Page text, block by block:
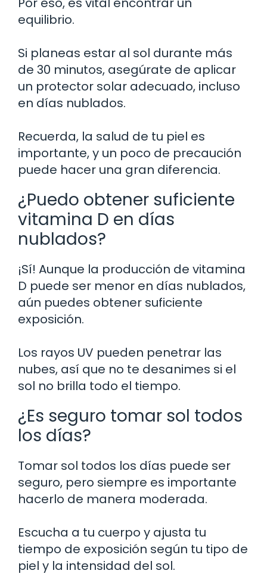
equilibrio.
Si planeas estar al sol durante más
de 30 minutos, asegúrate de aplicar
un protector solar adecuado, incluso
en días nublados.
Recuerda, la salud de tu piel es
importante, y un poco de precaución
puede hacer una gran diferencia.
¿Puedo obtener suficiente
vitamina D en días
nublados?
¡Sí! Aunque la producción de vitamina
D puede ser menor en días nublados,
aún puedes obtener suficiente
exposición.
Los rayos UV pueden penetrar las
nubes, así que no te desanimes si el
sol no brilla todo el tiempo.
¿Es seguro tomar sol todos
los días?
Tomar sol todos los días puede ser
seguro, pero siempre es importante
hacerlo de manera moderada.
Escucha a tu cuerpo y ajusta tu
tiempo de exposición según tu tipo de
piel y la intensidad del sol.